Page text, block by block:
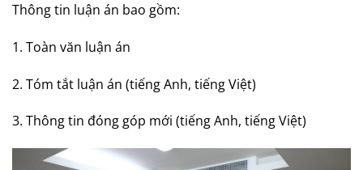
Thông tin luận án bao gồm:
1. Toàn văn luận án
2. Tóm tắt luận án (tiếng Anh, tiếng Việt)
3. Thông tin đóng góp mới (tiếng Anh, tiếng Việt)